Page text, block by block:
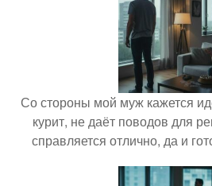
Со стороны мой муж кажется
курит, не даёт поводов для
справляется отлично, да и